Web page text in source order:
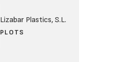
Lizabar Plastics, S.L.
PLOTS